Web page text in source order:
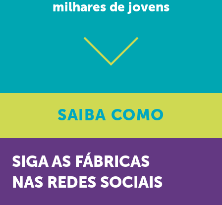
milhares de jovens
SAIBA COMO
SIGA AS FÁBRICAS
NAS REDES SOCIAIS